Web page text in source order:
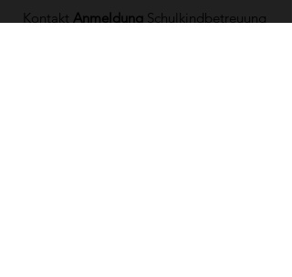
Kontakt Anmeldung Schulkindbetreuung